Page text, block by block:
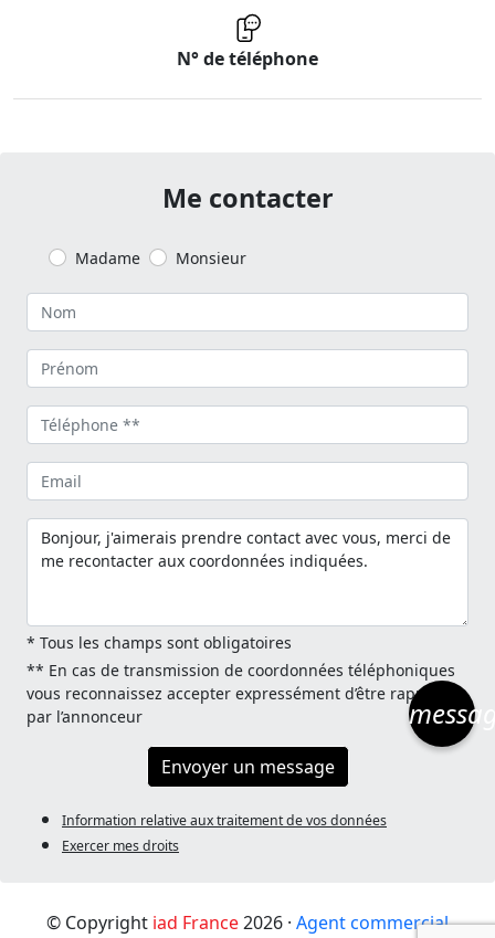
N° de téléphone
Me contacter
Madame Monsieur
* Tous les champs sont obligatoires
** En cas de transmission de coordonnées téléphoniques
vous reconnaissez accepter expressément d’être rappelé
par l’annonceur
Envoyer un message
Information relative aux traitement de vos données
Exercer mes droits
© Copyright iad France2026 · Agent commercial